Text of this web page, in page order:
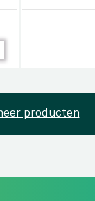
producten